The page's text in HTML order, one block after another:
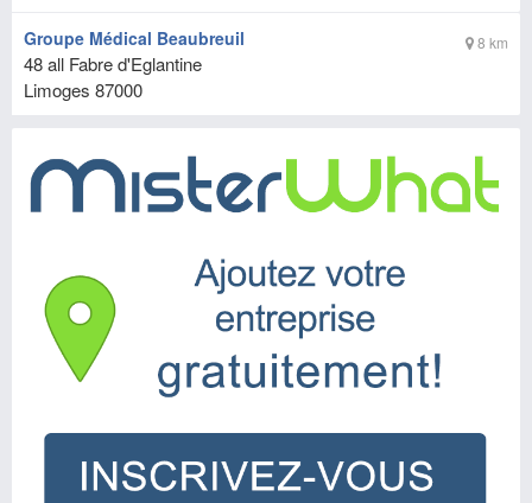
8 km
Groupe Médical Beaubreuil
48 all Fabre d'Eglantine
Limoges 87000